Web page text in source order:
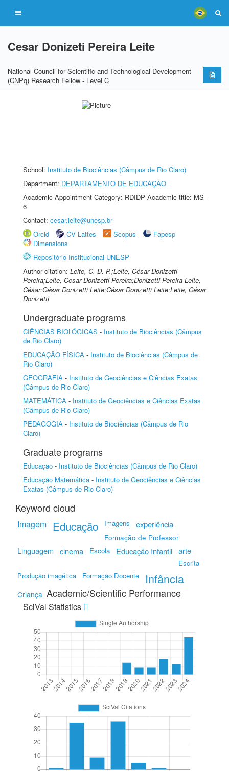
Cesar Donizeti Pereira Leite
National Council for Scientific and Technological Development
(CNPq) Research Fellow - Level C
School: Instituto de Biociências (Câmpus de Rio Claro)
Department: DEPARTAMENTO DE EDUCAÇÃO
Academic Appointment Category: RDIDP Academic title: MS-
6
Contact: cesar.leite@unesp.br
Orcid
CV Lattes Scopus
Fapesp
Dimensions
Repositório Institucional UNESP
Author citation: Leite, C. D. P.;Leite, César Donizetti
Pereira;Leite, Cesar Donizetti Pereira;Donizetti Pereira Leite,
César;César Donizetti Leite;César Donizetti Leite;Leite, César
Donizetti
Undergraduate programs
CIÊNCIAS BIOLÓGICAS - Instituto de Biociências (Câmpus
de Rio Claro)
EDUCAÇÃO FÍSICA - Instituto de Biociências (Câmpus de
Rio Claro)
GEOGRAFIA - Instituto de Geociências e Ciências Exatas
(Câmpus de Rio Claro)
MATEMÁTICA - Instituto de Geociências e Ciências Exatas
(Câmpus de Rio Claro)
PEDAGOGIA - Instituto de Biociências (Câmpus de Rio
Claro)
Graduate programs
Educação - Instituto de Biociências (Câmpus de Rio Claro)
Educação Matemática - Instituto de Geociências e Ciências
Exatas (Câmpus de Rio Claro)
Keyword cloud
Imagem Educação Imagens experiência
Formação de Professor
Linguagem cinema Escola Educação Infantil arte
Escrita
Produção imagética
Formação Docente Infância
Criança Academic/Scientific Performance
SciVal Statistics